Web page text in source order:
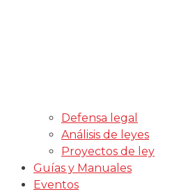
Defensa legal
Análisis de leyes
Proyectos de ley
Guías y Manuales
Eventos